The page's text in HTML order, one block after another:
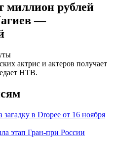
миллион рублей
—
актрис и актеров получает
НТВ.
в Dropee от 16 ноября
этап Гран-при России